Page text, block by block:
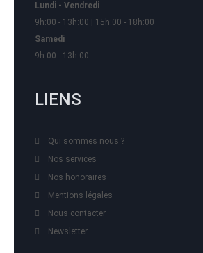
Lundi - Vendredi
9h:00 - 13h:00 | 15h:00 - 18h:00
Samedi
9h:00 - 13h:00
LIENS
Qui sommes nous ?
Nos services
Nos honoraires
Mentions légales
Nous contacter
Newsletter